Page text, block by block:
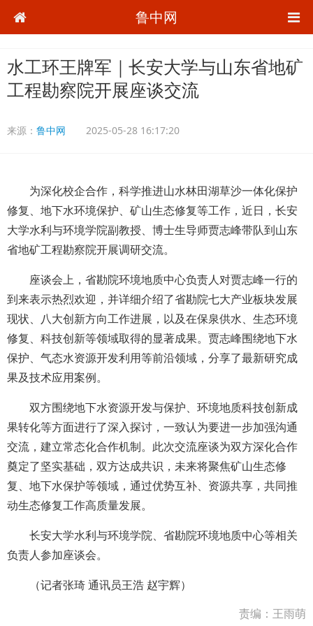
鲁中网
水工环王牌军｜长安大学与山东省地矿
工程勘察院开展座谈交流
来源： 鲁中网 2025-05-28 16:17:20
为深化校企合作，科学推进山水林田湖草沙一体化保护
修复、地下水环境保护、矿山生态修复等工作，近日，长安
大学水利与环境学院副教授、博士生导师贾志峰带队到山东
省地矿工程勘察院开展调研交流。
座谈会上，省勘院环境地质中心负责人对贾志峰一行的
到来表示热烈欢迎，并详细介绍了省勘院七大产业板块发展
现状、八大创新方向工作进展，以及在保泉供水、生态环境
修复、科技创新等领域取得的显著成果。贾志峰围绕地下水
保护、气态水资源开发利用等前沿领域，分享了最新研究成
果及技术应用案例。
双方围绕地下水资源开发与保护、环境地质科技创新成
果转化等方面进行了深入探讨，一致认为要进一步加强沟通
交流，建立常态化合作机制。此次交流座谈为双方深化合作
奠定了坚实基础，双方达成共识，未来将聚焦矿山生态修
复、地下水保护等领域，通过优势互补、资源共享，共同推
动生态修复工作高质量发展。
长安大学水利与环境学院、省勘院环境地质中心等相关
负责人参加座谈会。
（记者张琦 通讯员王浩 赵宇辉）
责编：王雨萌